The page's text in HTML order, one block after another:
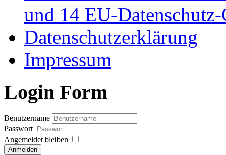
und 14 EU-
Datenschutzerklärung
Impressum
Login Form
Benutzername
Passwort
Angemeldet bleiben
Anmelden